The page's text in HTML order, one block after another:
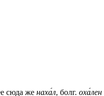
сюда же наха́л, болг. оха́лен